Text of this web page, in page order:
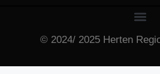
© 2024/ 2025 Herten